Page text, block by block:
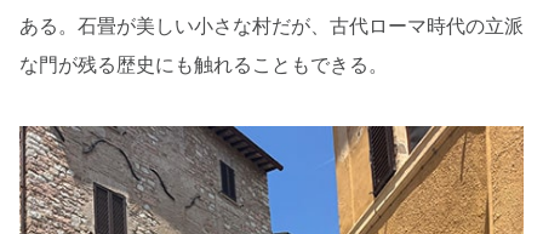
ある。石畳が美しい小さな村だが、古代ローマ時代の立派
な門が残る歴史にも触れることもできる。